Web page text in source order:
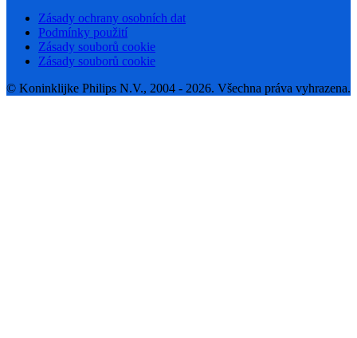
Zásady ochrany osobních dat
Podmínky použití
Zásady souborů cookie
Zásady souborů cookie
© Koninklijke Philips N.V., 2004 - 2026. Všechna práva vyhrazena.